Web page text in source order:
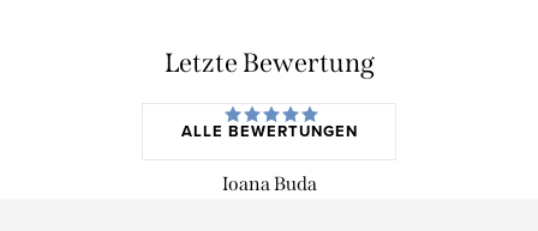
Letzte Bewertung
ALLE BEWERTUNGEN
Ioana Buda